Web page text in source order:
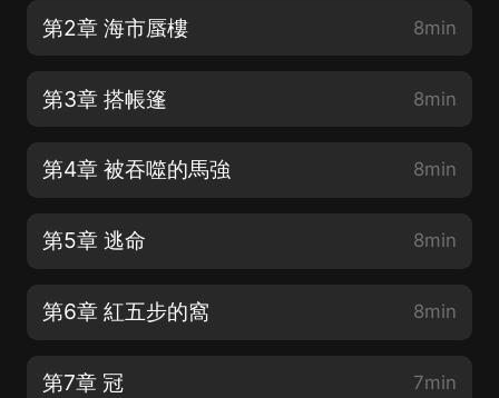
第2章 海市蜃樓 8min
第3章 搭帳篷 8min
第4章 被吞噬的馬強 8min
第5章 逃命 8min
第6章 紅五步的窩 8min
第7章 冠 7min